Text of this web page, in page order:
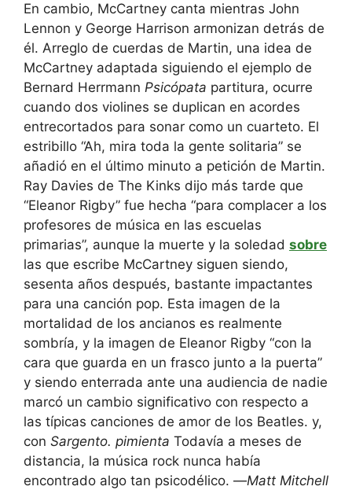
En cambio, McCartney canta mientras John
Lennon y George Harrison armonizan detrás de
él. Arreglo de cuerdas de Martin, una idea de
McCartney adaptada siguiendo el ejemplo de
Bernard Herrmann Psicópata partitura, ocurre
cuando dos violines se duplican en acordes
entrecortados para sonar como un cuarteto. El
estribillo “Ah, mira toda la gente solitaria” se
añadió en el último minuto a petición de Martin.
Ray Davies de The Kinks dijo más tarde que
“Eleanor Rigby” fue hecha “para complacer a los
profesores de música en las escuelas
primarias”, aunque la muerte y la soledad sobre
las que escribe McCartney siguen siendo,
sesenta años después, bastante impactantes
para una canción pop. Esta imagen de la
mortalidad de los ancianos es realmente
sombría, y la imagen de Eleanor Rigby “con la
cara que guarda en un frasco junto a la puerta”
y siendo enterrada ante una audiencia de nadie
marcó un cambio significativo con respecto a
las típicas canciones de amor de los Beatles. y,
con Sargento. pimienta Todavía a meses de
distancia, la música rock nunca había
encontrado algo tan psicodélico. —Matt Mitchell